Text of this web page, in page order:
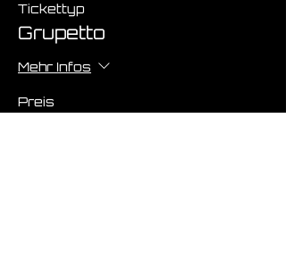
Tickettyp
Grupetto
Mehr Infos
Preis